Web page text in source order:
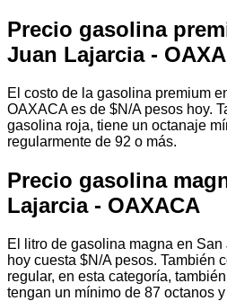
Precio gasolina
Juan Lajarcia -
El costo de la gasolina premium
OAXACA es de $N/A pesos hoy.
gasolina roja, tiene un octanaje
regularmente de 92 o más.
Precio gasolina
Lajarcia - OAXACA
El litro de gasolina magna en
hoy cuesta $N/A pesos. También
regular, en esta categoría,
tengan un mínimo de 87 octanos